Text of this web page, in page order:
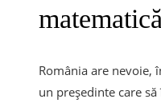
România are nevoie,
un președinte care să